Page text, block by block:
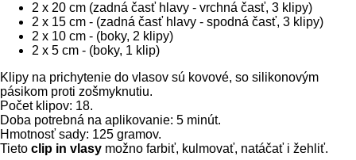
2 x 20 cm (zadná časť hlavy - vrchná časť, 3 klipy)
2 x 15 cm - (zadná časť hlavy - spodná časť, 3 klipy)
2 x 10 cm - (boky, 2 klipy)
2 x 5 cm - (boky, 1 klip)
Klipy na prichytenie do vlasov sú kovové, so silikonovým
pásikom proti zošmyknutiu.
Počet klipov: 18.
Doba potrebná na aplikovanie: 5 minút.
Hmotnosť sady: 125 gramov.
Tieto clip in vlasy možno farbiť, kulmovať, natáčať i žehliť.